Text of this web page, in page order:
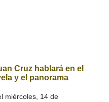
Cruz hablará en el
y el panorama
miércoles, 14 de